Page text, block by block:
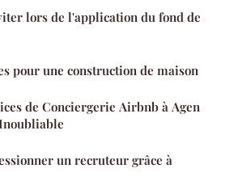
lors de l'application du fond de
pour une construction de maison
de Conciergerie Airbnb à Agen
un recruteur grâce à